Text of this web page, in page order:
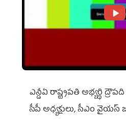
ఎన్డీఏ రాష్ట్ర‌ప‌తి అభ్య‌ర్థి
సీపీ అధ్య‌క్షులు, సీఎం వైయ‌స్